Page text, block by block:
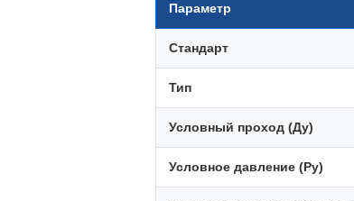
Параметр
Стандарт
Тип
Условный проход (Ду)
Условное давление (Ру)